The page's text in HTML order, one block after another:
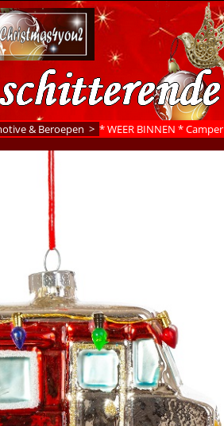
& Beroepen > * WEER BINNEN *